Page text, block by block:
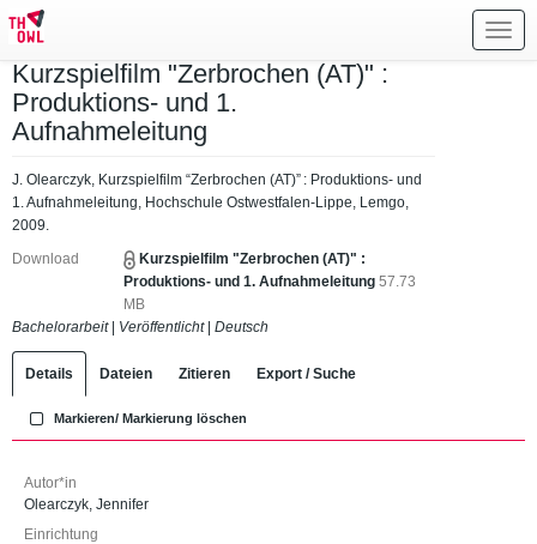
Kurzspielfilm "Zerbrochen (AT)" :
Produktions- und 1.
Aufnahmeleitung
J. Olearczyk, Kurzspielfilm “Zerbrochen (AT)” : Produktions- und
1. Aufnahmeleitung, Hochschule Ostwestfalen-Lippe, Lemgo,
2009.
Download
Kurzspielfilm "Zerbrochen (AT)" :
Produktions- und 1. Aufnahmeleitung 57.73
MB
Bachelorarbeit| Veröffentlicht| Deutsch
Details Dateien Zitieren Export / Suche
Markieren/ Markierung löschen
Autor*in
Olearczyk, Jennifer
Einrichtung